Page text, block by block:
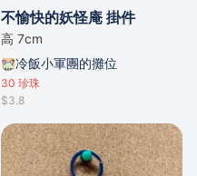
不愉快的妖怪庵 掛件
高 7cm
冷飯小軍團的攤位
30 珍珠
$3.8